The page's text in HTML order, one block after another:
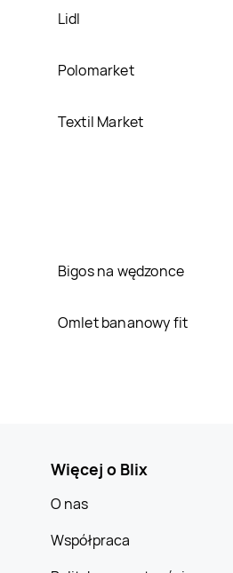
Lidl
Polomarket
Textil Market
Bigos na wędzonce
Omlet bananowy fit
Więcej o Blix
O nas
Współpraca